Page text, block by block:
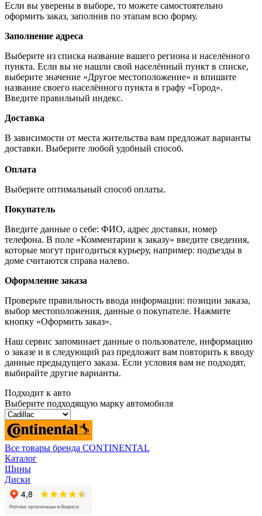
Если вы уверены в выборе, то можете самостоятельно
оформить заказ, заполнив по этапам всю форму.
Заполнение адреса
Выберите из списка название вашего региона и населённого
пункта. Если вы не нашли свой населённый пункт в списке,
выберите значение «Другое местоположение» и впишите
название своего населённого пункта в графу «Город».
Введите правильный индекс.
Доставка
В зависимости от места жительства вам предложат варианты
доставки. Выберите любой удобный способ.
Оплата
Выберите оптимальный способ оплаты.
Покупатель
Введите данные о себе: ФИО, адрес доставки, номер
телефона. В поле «Комментарии к заказу» введите сведения,
которые могут пригодиться курьеру, например: подъезды в
доме считаются справа налево.
Оформление заказа
Проверьте правильность ввода информации: позиции заказа,
выбор местоположения, данные о покупателе. Нажмите
кнопку «Оформить заказ».
Наш сервис запоминает данные о пользователе, информацию
о заказе и в следующий раз предложит вам повторить к вводу
данные предыдущего заказа. Если условия вам не подходят,
выбирайте другие варианты.
Подходит к авто
Выберите подходящую марку автомобиля
Все товары бренда CONTINENTAL
Каталог
Шины
Диски